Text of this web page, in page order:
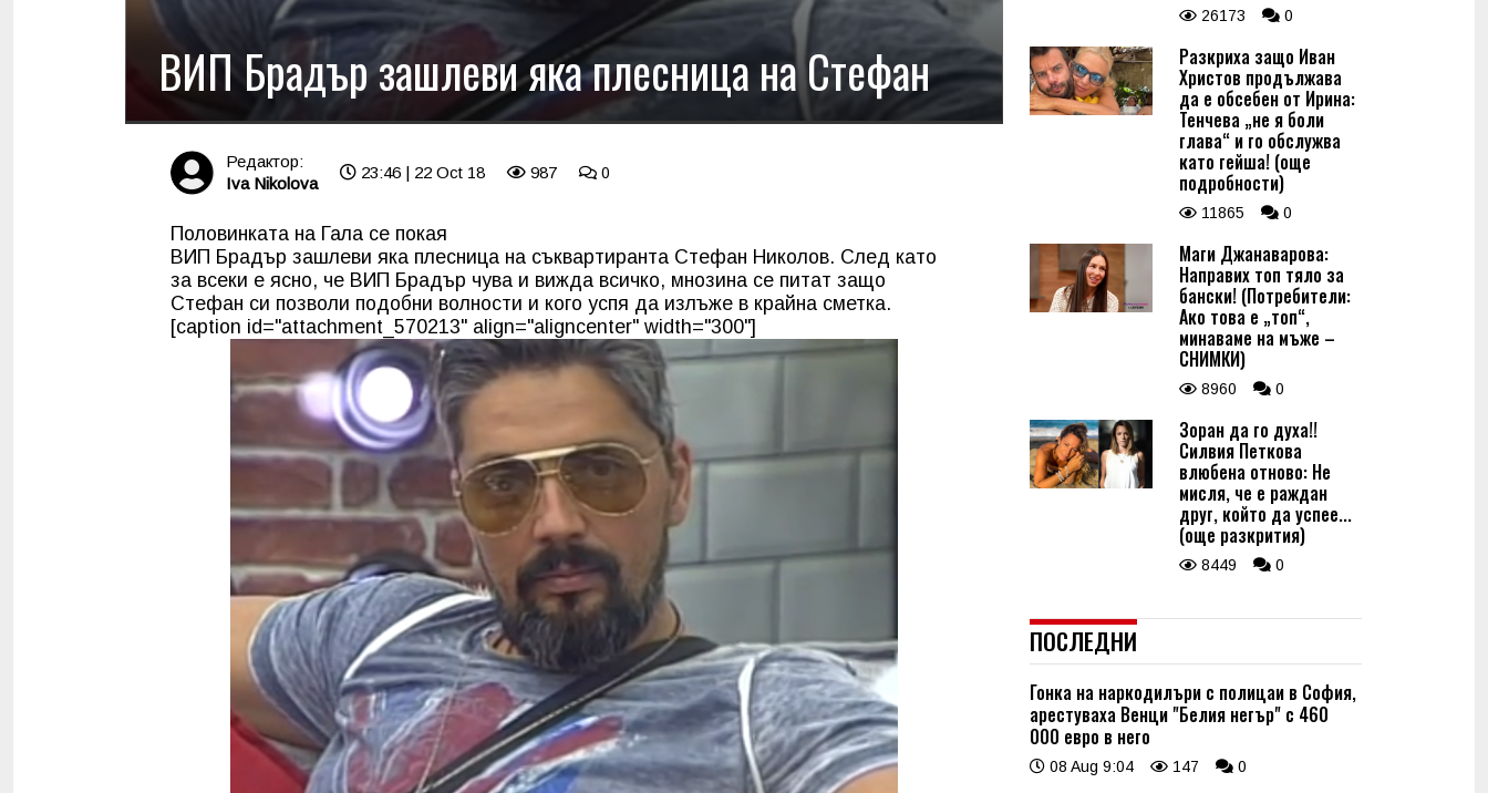
ВИП Брадър зашлеви яка плесница на Стефан
Редактор:
Iva Nikolova
23:46 | 22 Oct 18 987 0
Половинката на Гала се покая
ВИП Брадър зашлеви яка плесница на съквартиранта Стефан Николов. След като
за всеки е ясно, че ВИП Брадър чува и вижда всичко, мнозина се питат защо
Стефан си позволи подобни волности и кого успя да излъже в крайна сметка.
[caption id="attachment_570213" align="aligncenter" width="300"]
26173 0
Разкриха защо Иван
Христов продължава
да е обсебен от Ирина:
Тенчева „не я боли
глава“ и го обслужва
като гейша! (още
подробности)
11865 0
Маги Джанаварова:
Направих топ тяло за
бански! (Потребители:
Ако това е „топ“,
минаваме на мъже –
СНИМКИ)
8960 0
Зоран да го духа!!
Силвия Петкова
влюбена отново: Не
мисля, че е раждан
друг, който да успее...
(още разкрития)
8449 0
ПОСЛЕДНИ
Гонка на наркодилъри с полицаи в София,
арестуваха Венци "Белия негър" с 460
000 евро в него
08 Aug 9:04 147 0